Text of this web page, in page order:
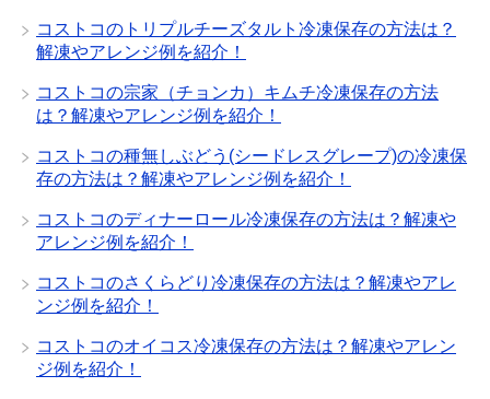
コストコのトリプルチーズタルト冷凍保存の方法は？
解凍やアレンジ例を紹介！
コストコの宗家（チョンカ）キムチ冷凍保存の方法
は？解凍やアレンジ例を紹介！
コストコの種無しぶどう(シードレスグレープ)の冷凍保
存の方法は？解凍やアレンジ例を紹介！
コストコのディナーロール冷凍保存の方法は？解凍や
アレンジ例を紹介！
コストコのさくらどり冷凍保存の方法は？解凍やアレ
ンジ例を紹介！
コストコのオイコス冷凍保存の方法は？解凍やアレン
ジ例を紹介！